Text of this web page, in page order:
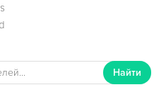
Найти